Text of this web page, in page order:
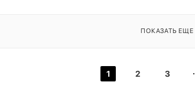
ПОКАЗАТЬ ЕЩЕ
1 2 3